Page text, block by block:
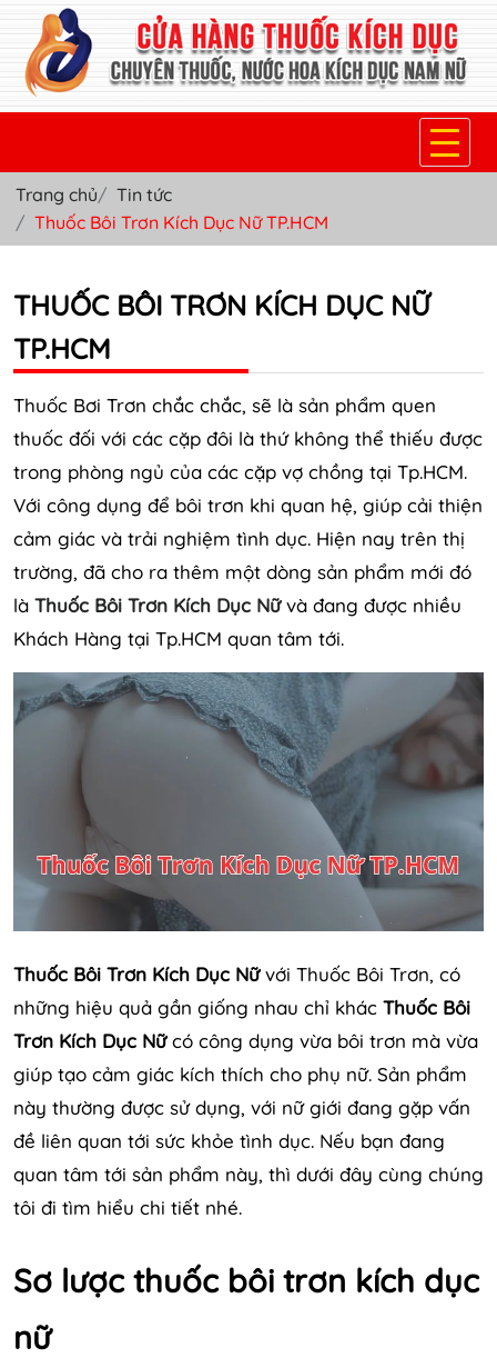
TRANG CHỦ
THUỐC KÍCH DỤC NỮ
THUỐC NƯỚC KÍCH DỤC NAM
THUỐC VIÊN KÍCH DỤC NAM
SẢN PHẨM KHÁC
TIN TỨC & BLOG
Trang chủ
Tin tức
Thuốc Bôi Trơn Kích Dục Nữ TP.HCM
THUỐC BÔI TRƠN KÍCH DỤC NỮ
TP.HCM
Thuốc Bơi Trơn chắc chắc, sẽ là sản phẩm quen
thuốc đối với các cặp đôi là thứ không thể thiếu được
trong phòng ngủ của các cặp vợ chồng tại Tp.HCM.
Với công dụng để bôi trơn khi quan hệ, giúp cải thiện
cảm giác và trải nghiệm tình dục. Hiện nay trên thị
trường, đã cho ra thêm một dòng sản phẩm mới đó
là Thuốc Bôi Trơn Kích Dục Nữvà đang được nhiều
Khách Hàng tại Tp.HCM quan tâm tới.
Thuốc Bôi Trơn Kích Dục Nữvới Thuốc Bôi Trơn, có
những hiệu quả gần giống nhau chỉ khác Thuốc Bôi
Trơn Kích Dục Nữcó công dụng vừa bôi trơn mà vừa
giúp tạo cảm giác kích thích cho phụ nữ. Sản phẩm
này thường được sử dụng, với nữ giới đang gặp vấn
đề liên quan tới sức khỏe tình dục. Nếu bạn đang
quan tâm tới sản phẩm này, thì dưới đây cùng chúng
tôi đi tìm hiểu chi tiết nhé.
Sơ lược thuốc bôi trơn kích dục
nữ